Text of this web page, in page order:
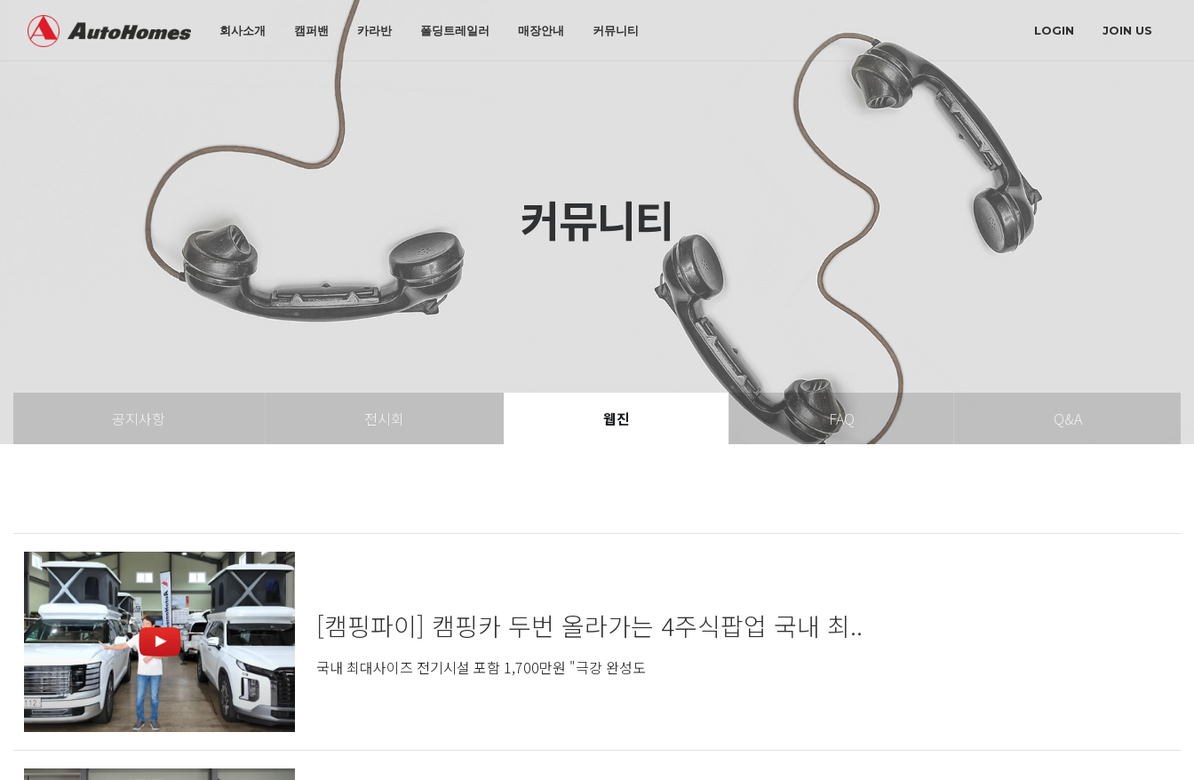
회사소개 캠퍼밴 카라반 폴딩트레일러 매장안내 커뮤니티 LOGIN JOIN US
커뮤니티
공지사항 전시회 웹진 FAQ Q&A
[캠핑파이] 캠핑카 두번 올라가는 4주식팝업 국내 최..
국내 최대사이즈 전기시설 포함 1,700만원 "극강 완성도